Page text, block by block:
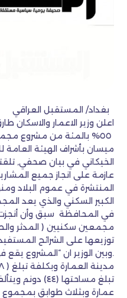
بغداد/ المستقبل العراقي
اعلن وزير الاعمار والاسكان
٥٥% بالمئة من مشروع
ميسان بأشراف الهيئة العامة
الخيكاني في بيان صحفي,
عازمة على انجاز جميع
المنتشرة في عموم البلاد
الكبير السكني والذي يعد
في المحافظة سبق وأن أنجزت
توزيعها على الشرائح
.وبين الوزير ان “المشروع